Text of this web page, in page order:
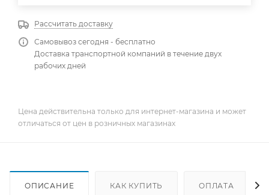
Рассчитать доставку
Самовывоз сегодня - бесплатно
Доставка транспортной компаний в течение двух
рабочих дней
Цена действительна только для интернет-магазина и может
отличаться от цен в розничных магазинах
ОПИСАНИЕ КАК КУПИТЬ ОПЛАТА